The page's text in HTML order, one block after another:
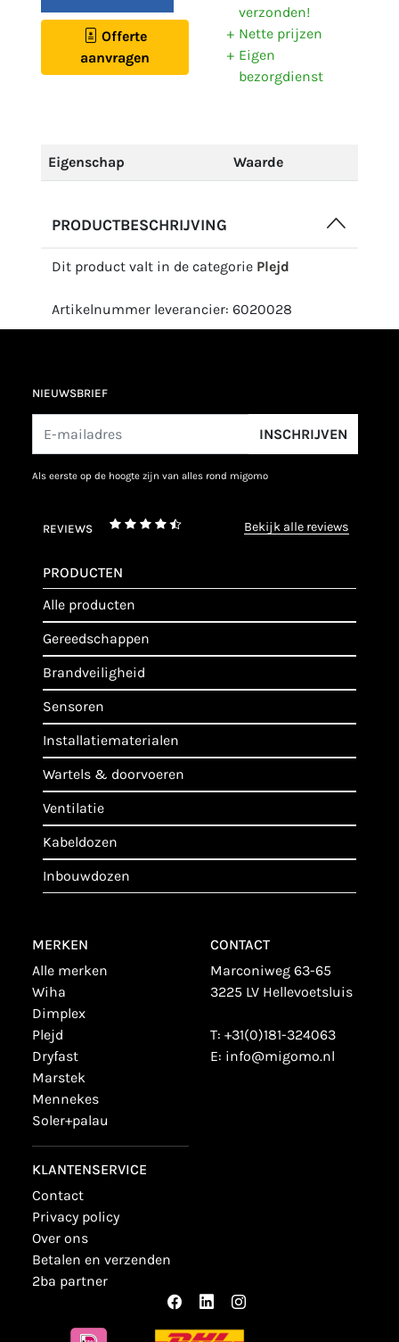
Offerte
aanvragen
verzonden!
Nette prijzen
Eigen
bezorgdienst
Eigenschap Waarde
PRODUCTBESCHRIJVING
Dit product valt in de categorie Plejd
Artikelnummer leverancier: 6020028
NIEUWSBRIEF
INSCHRIJVEN
als eerste op de hoogte zijn van alles rond migomo
REVIEWS bekijk alle reviews
PRODUCTEN
alle producten
gereedschappen
brandveiligheid
sensoren
installatiematerialen
wartels & doorvoeren
ventilatie
kabeldozen
inbouwdozen
MERKEN
alle merken
wiha
dimplex
plejd
dryfast
marstek
mennekes
soler+palau
KLANTENSERVICE
contact
privacy policy
over ons
betalen en verzenden
2ba partner
CONTACT
Marconiweg 63-65
3225 LV Hellevoetsluis
T: +31(0)181-324063
E: info@migomo.nl